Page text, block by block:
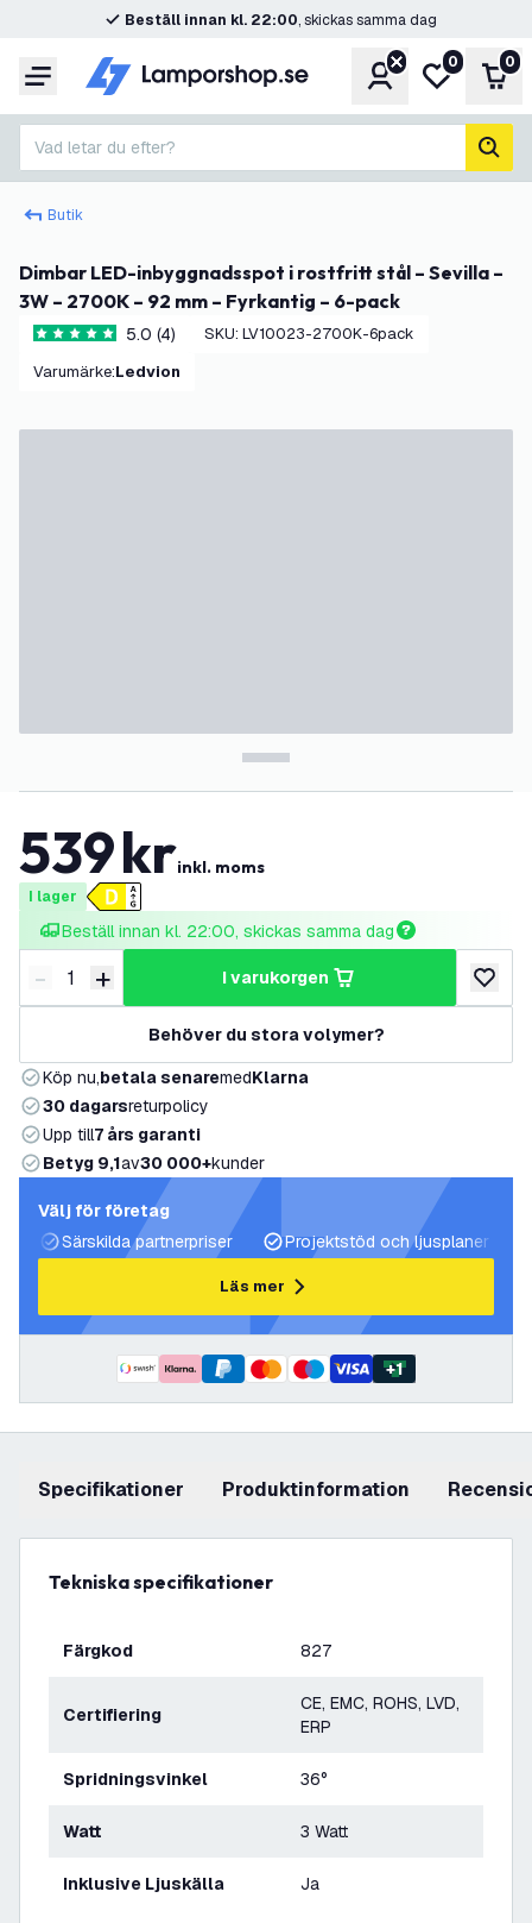
Beställ innan kl. 22:00, skickas samma dag
Meny KontoMin0 0
Vad letar du efter?
sök
Butik
Dimbar LED-inbyggnadsspot i rostfritt stål – Sevilla –
3W – 2700K – 92 mm – Fyrkantig – 6-pack
5 stjärnbetyg5.0 (4) SKU: LV10023-2700K-6pack
Varumärke: Ledvion
539krinkl. moms
I lager
Beställ innan kl. 22:00, skickas samma dag
Minska antal
- Öka antal
+ i varukorgen
lägg
Behöver du stora volymer?
Köp nu,betala senaremedKlarna
30 dagarsreturpolicy
Upp till7 års garanti
Betyg 9,1av30 000+kunder
Välj för företag
Särskilda partnerpriser
Projektstöd och ljusplaner
Läs mer
+1
Specifikationer produktinformation
Tekniska specifikationer
Färgkod 827
Certifiering
CE, EMC, ROHS, LVD,
ERP
Spridningsvinkel 36°
Watt 3 Watt
Inklusive Ljuskälla Ja